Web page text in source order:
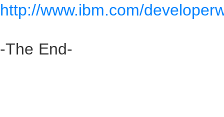
http://www.ibm.com/
-The End-